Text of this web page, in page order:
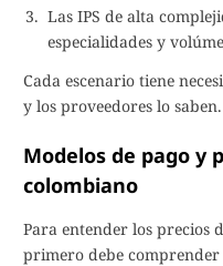
Las IPS de alta
especialidades y
Cada escenario tiene
y los proveedores lo saben.
Modelos de pago y
colombiano
Para entender los precios
primero debe comprender